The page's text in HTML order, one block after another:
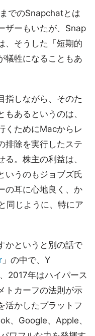
でのSnapchatとは
ザーもいたが、Snap
、そうした「短期的
犠牲になることもあ
指しながら、そのた
あるというのは、
くためにMacからレ
排除を実行したステ
。株主の利益は、
いうのもジョブズ氏
の耳に心地良く、か
同じように、特にア
かというと別の話で
」の中で、Y
2017年はハイパース
トカーフの法則が示
活かしたプラットフ
、Google、Apple、